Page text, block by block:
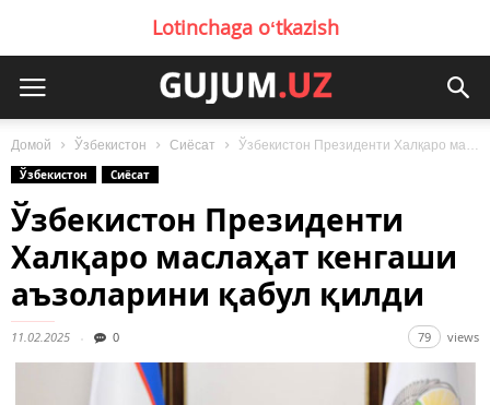
Lotinchaga oʻtkazish
Домой Ўзбекистон Сиёсат
Ўзбекистон Президенти Халқаро маслаҳат кенгаши аъзоларини қабул қилди
Ўзбекистон
Сиёсат
Ўзбекистон Президенти
Халқаро маслаҳат кенгаши
аъзоларини қабул қилди
11.02.2025 0 79 views